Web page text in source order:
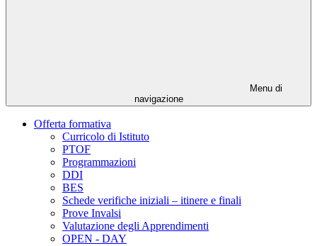
Menu di
navigazione
Offerta formativa
Curricolo di Istituto
PTOF
Programmazioni
DDI
BES
Schede verifiche iniziali – itinere e finali
Prove Invalsi
Valutazione degli Apprendimenti
OPEN - DAY